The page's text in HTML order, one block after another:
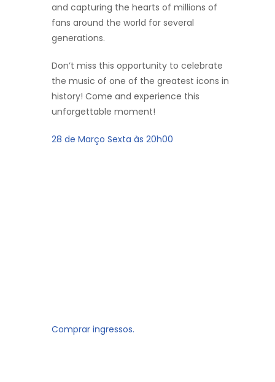
and capturing the hearts of millions of
fans around the world for several
generations.
Don’t miss this opportunity to celebrate
the music of one of the greatest icons in
history! Come and experience this
unforgettable moment!
28 de Março Sexta às 20h00
Comprar ingressos.